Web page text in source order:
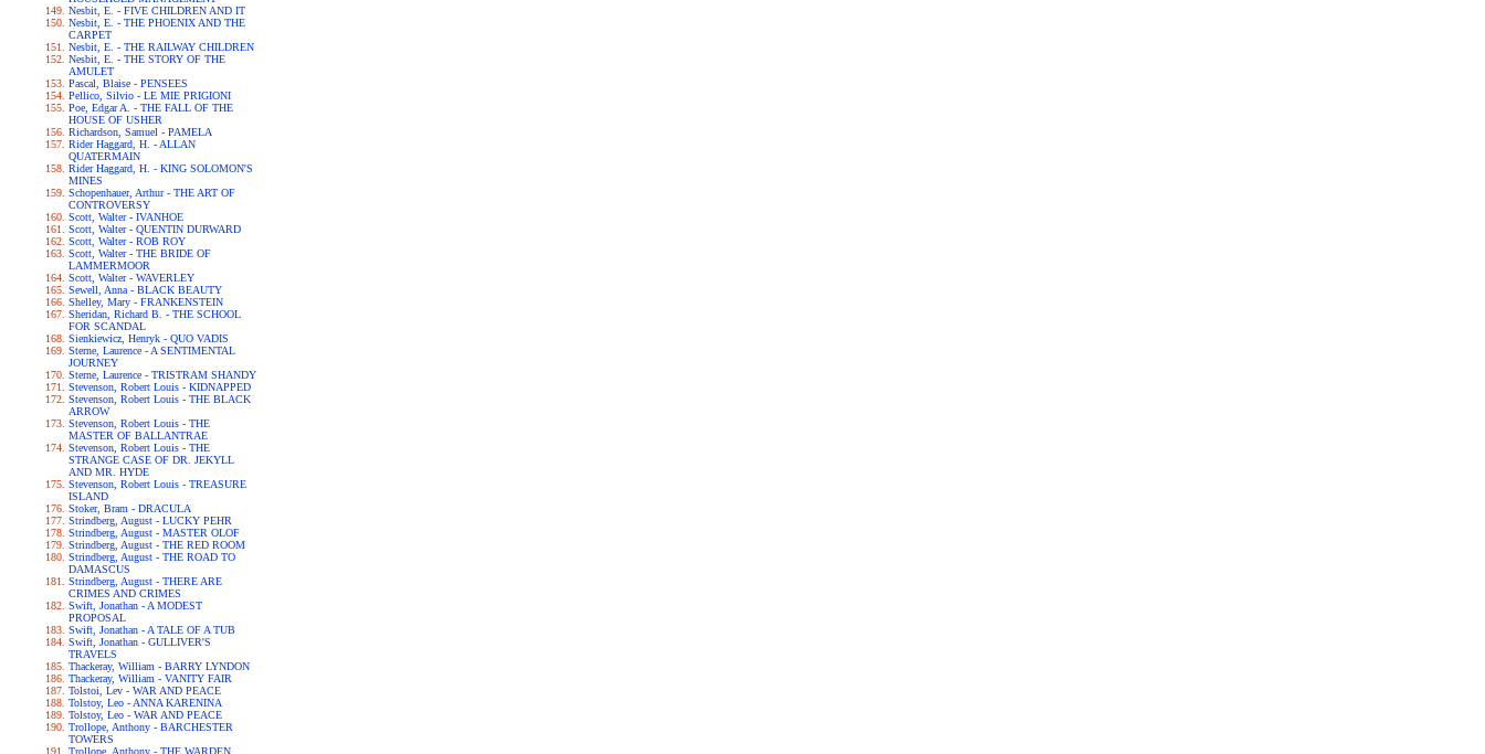
Nesbit, E. - FIVE CHILDREN AND IT
Nesbit, E. - THE PHOENIX AND THE
CARPET
Nesbit, E. - THE RAILWAY CHILDREN
Nesbit, E. - THE STORY OF THE
AMULET
Pascal, Blaise - PENSEES
Pellico, Silvio - LE MIE PRIGIONI
Poe, Edgar A. - THE FALL OF THE
HOUSE OF USHER
Richardson, Samuel - PAMELA
Rider Haggard, H. - ALLAN
QUATERMAIN
Rider Haggard, H. - KING SOLOMON'S
MINES
Schopenhauer, Arthur - THE ART OF
CONTROVERSY
Scott, Walter - IVANHOE
Scott, Walter - QUENTIN DURWARD
Scott, Walter - ROB ROY
Scott, Walter - THE BRIDE OF
LAMMERMOOR
Scott, Walter - WAVERLEY
Sewell, Anna - BLACK BEAUTY
Shelley, Mary - FRANKENSTEIN
Sheridan, Richard B. - THE SCHOOL
FOR SCANDAL
Sienkiewicz, Henryk - QUO VADIS
Sterne, Laurence - A SENTIMENTAL
JOURNEY
Sterne, Laurence - TRISTRAM SHANDY
Stevenson, Robert Louis - KIDNAPPED
Stevenson, Robert Louis - THE BLACK
ARROW
Stevenson, Robert Louis - THE
MASTER OF BALLANTRAE
Stevenson, Robert Louis - THE
STRANGE CASE OF DR. JEKYLL
AND MR. HYDE
Stevenson, Robert Louis - TREASURE
ISLAND
Stoker, Bram - DRACULA
Strindberg, August - LUCKY PEHR
Strindberg, August - MASTER OLOF
Strindberg, August - THE RED ROOM
Strindberg, August - THE ROAD TO
DAMASCUS
Strindberg, August - THERE ARE
CRIMES AND CRIMES
Swift, Jonathan - A MODEST
PROPOSAL
Swift, Jonathan - A TALE OF A TUB
Swift, Jonathan - GULLIVER'S
TRAVELS
Thackeray, William - BARRY LYNDON
Thackeray, William - VANITY FAIR
Tolstoi, Lev - WAR AND PEACE
Tolstoy, Leo - ANNA KARENINA
Tolstoy, Leo - WAR AND PEACE
Trollope, Anthony - BARCHESTER
TOWERS
Trollope, Anthony - THE WARDEN